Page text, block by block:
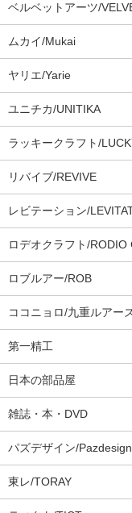
ベルベットアーツ/
ムカイ/Mukai
ヤリエ/Yarie
ユニチカ/UNITIKA
ラッキークラフト/
リバイブ/REVIVE
レビテーション/
ロデオクラフト/RODIO
ロブルアー/ROB
ココニョロ/九重ルアー
第一精工
日本の部品屋
雑誌・本・DVD
パズデザイン/Pazdesign
東レ/TORAY